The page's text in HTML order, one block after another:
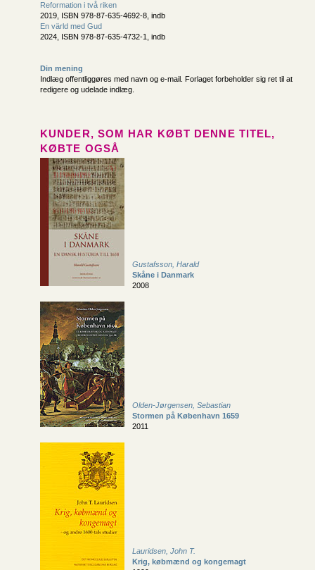
Reformation i två riken
2019, ISBN 978-87-635-4692-8, indb
En värld med Gud
2024, ISBN 978-87-635-4732-1, indb
Din mening
Indlæg offentliggøres med navn og e-mail. Forlaget forbeholder sig ret til at
redigere og udelade indlæg.
KUNDER, SOM HAR KØBT DENNE TITEL,
KØBTE OGSÅ
Gustafsson, Harald
Skåne i Danmark
2008
Olden-Jørgensen, Sebastian
Stormen på København 1659
2011
Lauridsen, John T.
Krig, købmænd og kongemagt